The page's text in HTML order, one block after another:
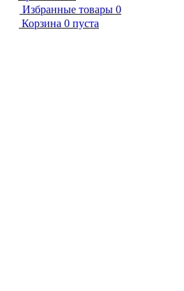
Избранные товары 0
Корзина 0 пуста